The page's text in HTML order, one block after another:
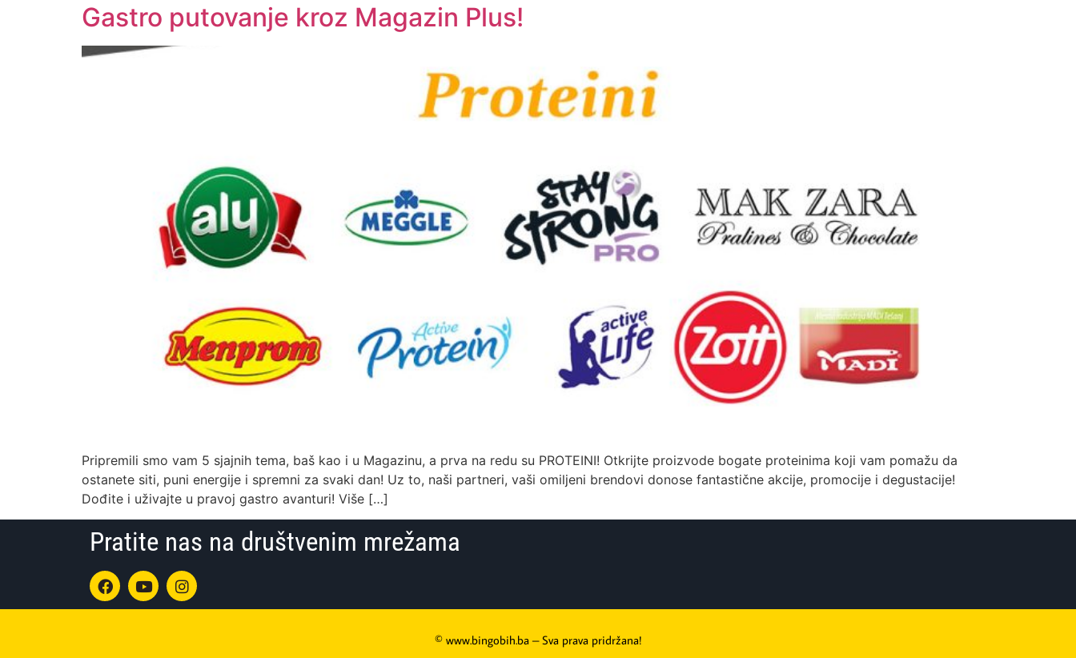
Gastro putovanje kroz Magazin Plus!
Pripremili smo vam 5 sjajnih tema, baš kao i u Magazinu, a prva na redu su PROTEINI! Otkrijte proizvode bogate proteinima koji vam pomažu da
ostanete siti, puni energije i spremni za svaki dan! Uz to, naši partneri, vaši omiljeni brendovi donose fantastične akcije, promocije i degustacije!
Dođite i uživajte u pravoj gastro avanturi! Više […]
Pratite nas na društvenim mrežama
© www.bingobih.ba – Sva prava pridržana!